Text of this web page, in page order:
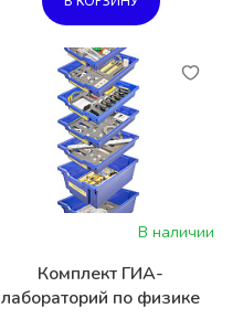
В наличии
Комплект ГИА-
лабораторий по физике